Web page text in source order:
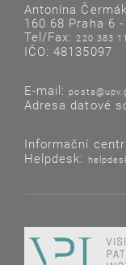
Antonína
160 68 Praha 6
Tel/Fax:220 383
IČO: 48135097
E-mail:
Adresa datové
Informační
Helpdesk: